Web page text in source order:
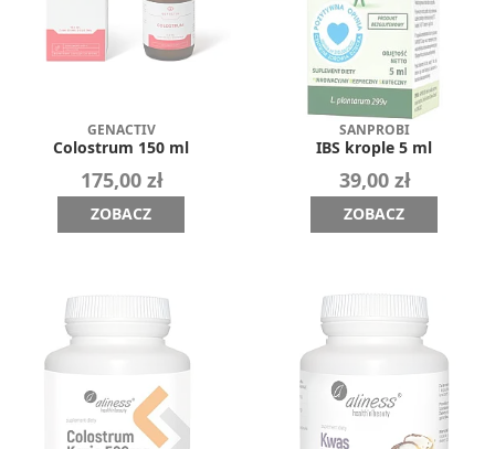
GENACTIV
Colostrum 150 ml
175,00 zł
ZOBACZ
SANPROBI
IBS krople 5 ml
39,00 zł
ZOBACZ